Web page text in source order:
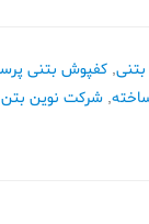
, کفپوش بتنی
, شرکت نوین